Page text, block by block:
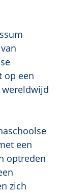
op een
een
optreden
zich